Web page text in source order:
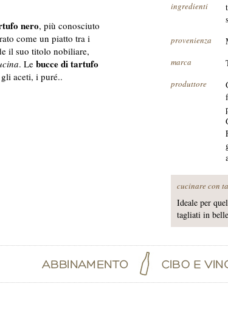
nero, più conosciuto
come un piatto tra i
il suo titolo nobiliare,
. Le bucce di tartufo
aceti, i puré..
ingredienti
provenienza
marca
produttore
cucinare con
Ideale per
tagliati in